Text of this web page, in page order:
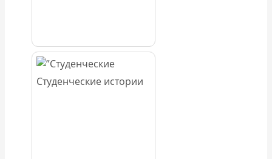
Студенческие истории